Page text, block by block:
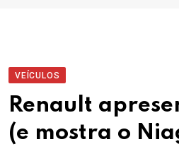
VEÍCULOS
Renault
(e mostra o